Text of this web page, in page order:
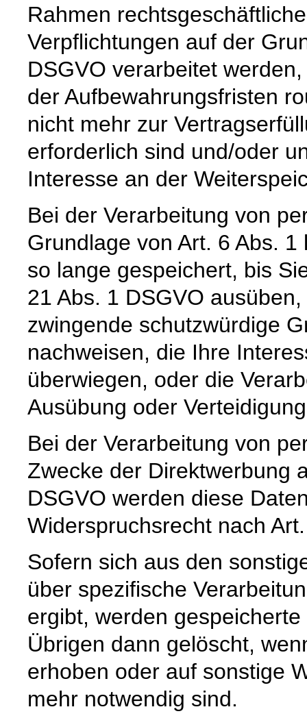
Rahmen
Verpflichtungen auf der
DSGVO verarbeitet
der Aufbewahrungsfristen
nicht mehr zur
erforderlich sind und/oder
Interesse an der
Bei der Verarbeitung von
Grundlage von Art. 6 Abs.
so lange gespeichert, bis
21 Abs. 1 DSGVO
zwingende schutzwürdige
nachweisen, die Ihre
überwiegen, oder die
Ausübung oder
Bei der Verarbeitung von
Zwecke der Direktwerbung
DSGVO werden diese
Widerspruchsrecht nach
Sofern sich aus den
über spezifische
ergibt, werden
Übrigen dann gelöscht,
erhoben oder auf sonstige
mehr notwendig sind.